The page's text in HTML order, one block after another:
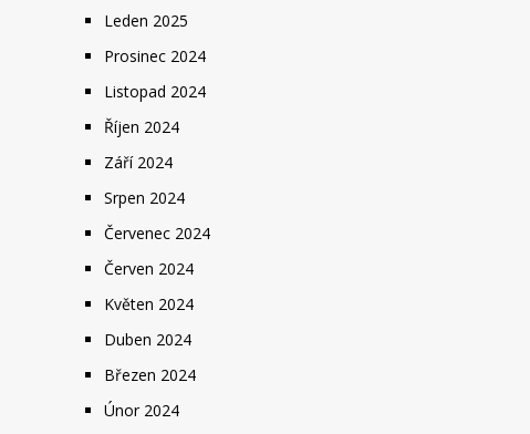
Leden 2025
Prosinec 2024
Listopad 2024
Říjen 2024
Září 2024
Srpen 2024
Červenec 2024
Červen 2024
Květen 2024
Duben 2024
Březen 2024
Únor 2024